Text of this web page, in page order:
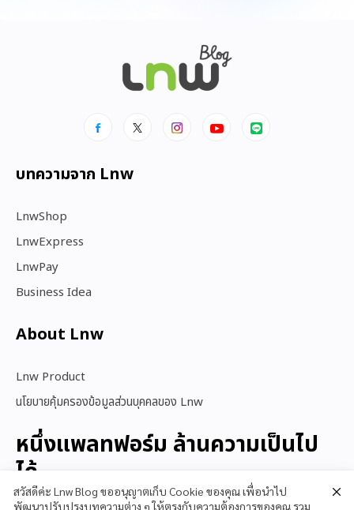
บทความจาก Lnw
LnwShop
LnwExpress
LnwPay
Business Idea
About Lnw​
Lnw Product
นโยบายคุ้มครองข้อมูลส่วนบุคคลของ Lnw
หนึ่งแพลทฟอร์ม ล้านความเป็นไป
ได้
สวัสดีค่ะ Lnw Blog ขออนุญาตเก็บ Cookie ของคุณ เพื่อนำไป
พัฒนาปรับปรุงบทความต่าง ๆ ให้ตรงกับความต้องการของคุณ รวม